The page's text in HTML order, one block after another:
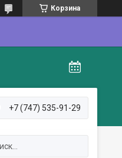
Корзина
+7 (747) 535-91-29